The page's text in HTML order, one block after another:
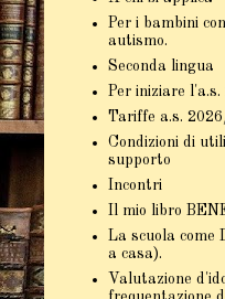
Per i bambini
autismo.
Seconda lingua
Per iniziare
Tariffe a.s.
Condizioni di
supporto
Incontri
Il mio libro
La scuola come
a casa).
Valutazione